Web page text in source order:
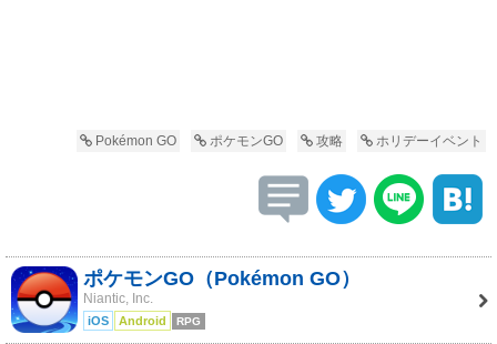
Pokémon GO ポケモンGO 攻略 ホリデーイベント
ポケモンGO（Pokémon GO）
Niantic, Inc.
iOS Android RPG